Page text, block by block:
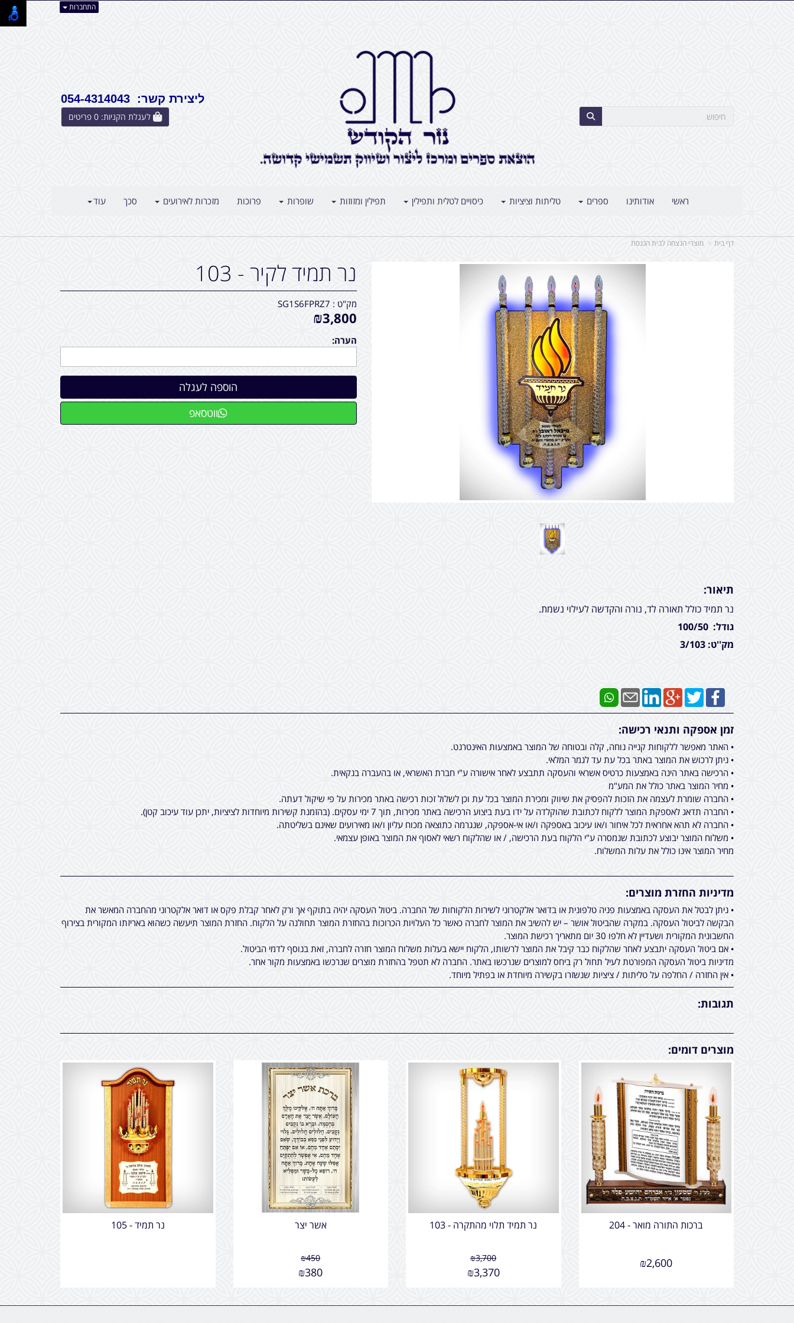
התחברות
ליצירת קשר: 054-4314043
0
ראשי אודותינו ספרים טליתות וציציות כיסויים לטלית ותפילין תפילין ומזוזות שופרות פרוכות מזכרות לאירועים סכך עוד
דף בית מוצרי הנצחה לבית הכנסת
נר תמיד לקיר - 103
מק"ט : SG1S6FPRZ7
₪3,800
הערה:
ווטסאפ
תיאור:
נר תמיד כולל תאורה לד, נורה והקדשה לעילוי נשמת.
גודל: 100/50
מק''ט: 3/103
זמן אספקה ותנאי רכישה:
• האתר מאפשר ללקוחות קנייה נוחה, קלה ובטוחה של המוצר באמצעות האינטרנט.
• ניתן לרכוש את המוצר באתר בכל עת עד לגמר המלאי.
• הרכישה באתר הינה באמצעות כרטיס אשראי והעסקה תתבצע לאחר אישורה ע"י חברת האשראי, או בהעברה בנקאית.
• מחיר המוצר באתר כולל את המע"מ
• החברה שומרת לעצמה את הזכות להפסיק את שיווק ומכירת המוצר בכל עת וכן לשלול זכות רכישה באתר מכירות על פי שיקול דעתה.
• החברה תדאג לאספקת המוצר ללקוח לכתובת שהוקלדה על ידו בעת ביצוע הרכישה באתר מכירות, תוך 7 ימי עסקים. (בהזמנת קשירות מיוחדות לציציות, יתכן עוד עיכוב קטן).
• החברה לא תהא אחראית לכל איחור ו/או עיכוב באספקה ו/או אי-אספקה, שנגרמה כתוצאה מכוח עליון ו/או מאירועים שאינם בשליטתה.
• משלוח המוצר יבוצע לכתובת שנמסרה ע"י הלקוח בעת הרכישה, / או שהלקוח רשאי לאסוף את המוצר באופן עצמאי.
מחיר המוצר אינו כולל את עלות המשלוח.
מדיניות החזרת מוצרים:
• ניתן לבטל את העסקה באמצעות פניה טלפונית או בדואר אלקטרוני לשירות הלקוחות של החברה. ביטול העסקה יהיה בתוקף אך ורק לאחר קבלת פקס או דואר אלקטרוני מהחברה המאשר את
הבקשה לביטול העסקה. במקרה שהביטול אושר – יש להשיב את המוצר לחברה כאשר כל העלויות הכרוכות בהחזרת המוצר תחולנה על הלקוח. החזרת המוצר תיעשה כשהוא באריזתו המקורית בצירוף
החשבונית המקורית ושעדיין לא חלפו 30 יום מתאריך רכישת המוצר.
• אם ביטול העסקה יתבצע לאחר שהלקוח כבר קיבל את המוצר לרשותו, הלקוח יישא בעלות משלוח המוצר חזרה לחברה, זאת בנוסף לדמי הביטול.
מדיניות ביטול העסקה המפורטת לעיל תחול רק ביחס למוצרים שנרכשו באתר. החברה לא תטפל בהחזרת מוצרים שנרכשו באמצעות מקור אחר.
• אין החזרה / החלפה על טליתות / ציציות שנשזרו בקשירה מיוחדת או בפתיל מיוחד.
תגובות:
מוצרים דומים:
ברכות התורה מואר - 204
₪2,600
נר תמיד תלוי מהתקרה - 103
₪3,700
₪3,370
אשר יצר
₪450
₪380
נר תמיד - 105